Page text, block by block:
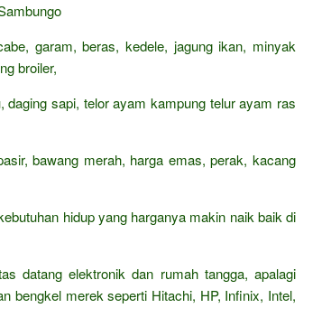
garam, beras, kedele, jagung ikan, minyak
broiler,
daging sapi, telor ayam kampung telur ayam ras
bawang merah, harga emas, perak, kacang
hidup yang harganya makin naik baik di
datang elektronik dan rumah tangga, apalagi
bengkel merek seperti Hitachi, HP, Infinix, Intel,